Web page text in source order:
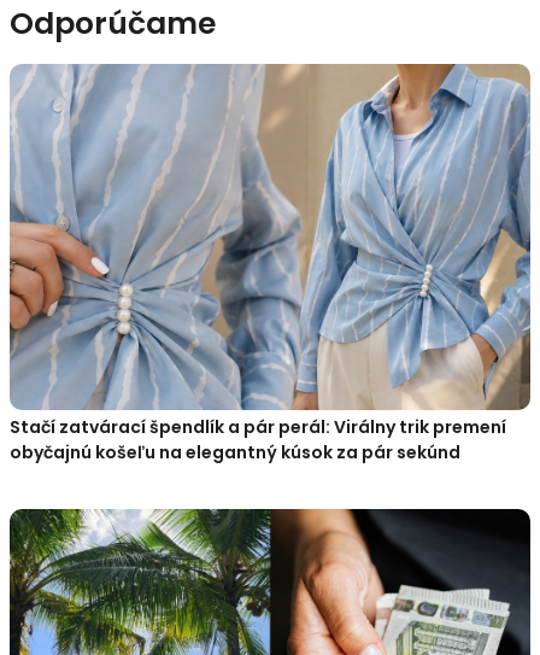
Odporúčame
Stačí zatvárací špendlík a pár perál: Virálny trik premení
obyčajnú košeľu na elegantný kúsok za pár sekúnd